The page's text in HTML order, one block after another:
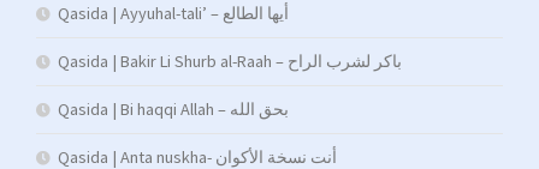
Qasida | Ayyuhal-tali’ – أيها الطالع
Qasida | Bakir Li Shurb al-Raah – باكر لشرب الراح
Qasida | Bi haqqi Allah – بحق الله
Qasida | Anta nuskha- أنت نسخة الأكوان